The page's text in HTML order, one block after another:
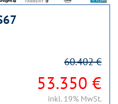
53.350 €
60.402 €
inkl. 19% MwSt.